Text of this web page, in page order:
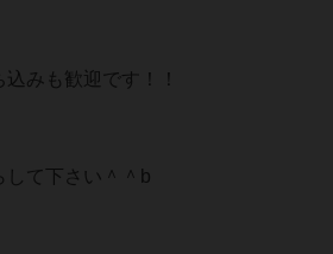
みも歓迎です！！
して下さい＾＾b